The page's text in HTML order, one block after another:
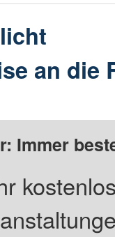
an die
Immer